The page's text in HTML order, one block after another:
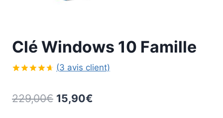
Clé Windows 10 Famille
basé sur
notations
(3 avis client)
229,00€ Le
15,90€